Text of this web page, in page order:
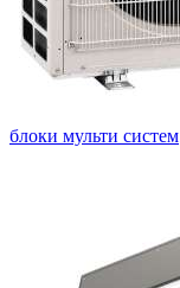
блоки мульти систем